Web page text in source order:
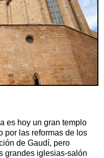
es hoy un gran templo
por las reformas de los
de Gaudí, pero
grandes iglesias-salón